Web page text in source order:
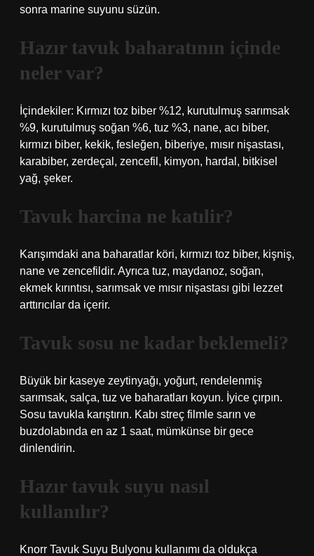
sonra marine suyunu süzün.
Hazır tavuk baharatının içinde
neler var?
İçindekiler: Kırmızı toz biber %12, kurutulmuş sarımsak
%9, kurutulmuş soğan %6, tuz %3, nane, acı biber,
kırmızı biber, kekik, fesleğen, biberiye, mısır nişastası,
karabiber, zerdeçal, zencefil, kimyon, hardal, bitkisel
yağ, şeker.
Tavuk harcina ne katılir?
Karışımdaki ana baharatlar köri, kırmızı toz biber, kişniş,
nane ve zencefildir. Ayrıca tuz, maydanoz, soğan,
ekmek kırıntısı, sarımsak ve mısır nişastası gibi lezzet
arttırıcılar da içerir.
Tavuk sosu ne kadar beklemeli?
Büyük bir kaseye zeytinyağı, yoğurt, rendelenmiş
sarımsak, salça, tuz ve baharatları koyun. İyice çırpın.
Sosu tavukla karıştırın. Kabı streç filmle sarın ve
buzdolabında en az 1 saat, mümkünse bir gece
dinlendirin.
Hazır tavuk suyu nasıl
kullanılır?
Knorr Tavuk Suyu Bulyonu kullanımı da oldukça